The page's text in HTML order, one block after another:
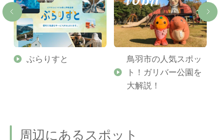
ぶらりすと
鳥羽市の人気スポッ
ト！ガリバー公園を
大解説！
周辺にあるスポット